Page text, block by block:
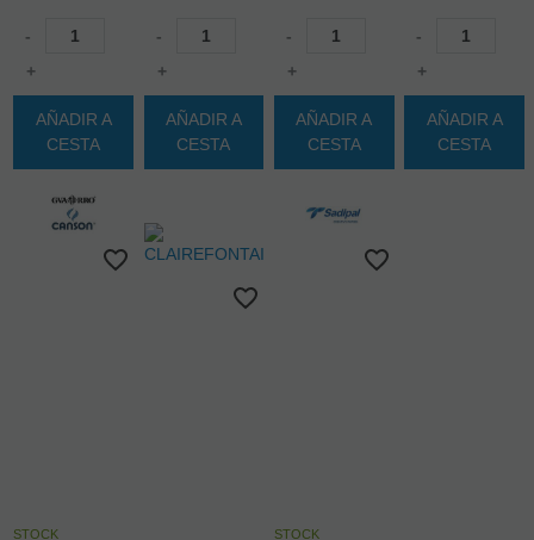
-
+
AÑADIR A
CESTA
-
+
AÑADIR A
CESTA
-
+
AÑADIR A
CESTA
-
+
AÑADIR A
CESTA
STOCK STOCK